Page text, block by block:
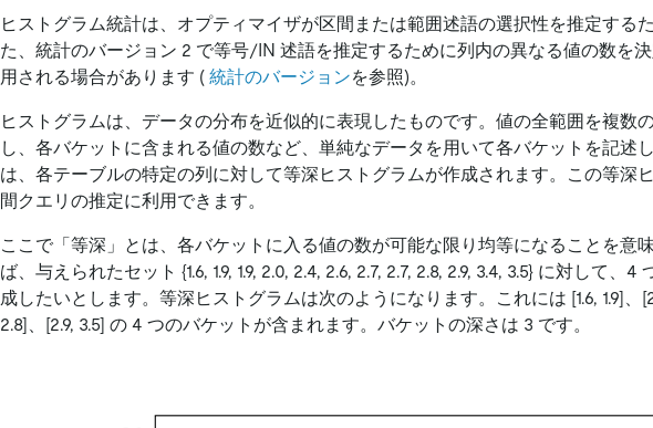
ヒストグラム統計は、オプティマイザが区間または範囲述語の選択性を推定する
た、統計のバージョン 2 で等号/IN 述語を推定するために列内の異なる値の数を
用される場合があります ( 統計のバージョンを参照)。
ヒストグラムは、データの分布を近似的に表現したものです。値の全範囲を複数
し、各バケットに含まれる値の数など、単純なデータを用いて各バケットを記述
は、各テーブルの特定の列に対して等深ヒストグラムが作成されます。この等深
間クエリの推定に利用できます。
ここで「等深」とは、各バケットに入る値の数が可能な限り均等になることを意
ば、与えられたセット {1.6, 1.9, 1.9, 2.0, 2.4, 2.6, 2.7, 2.7, 2.8, 2.9, 3.4, 3.5} に対して、
成したいとします。等深ヒストグラムは次のようになります。これには [1.6, 1.9]
2.8]
[2.9, 3.5] の 4 つのバケットが含まれます。バケットの深さは 3 です。